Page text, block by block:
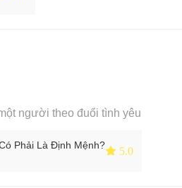
người theo đuổi tình yêu
Phải Là Định Mệnh? 5.0